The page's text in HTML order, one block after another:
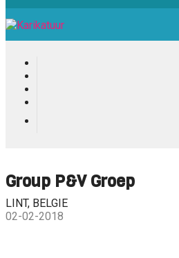
Group P&V Groep
LINT, BELGIE
02-02-2018